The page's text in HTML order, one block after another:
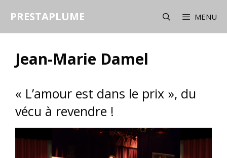
PRESTAPLUME MENU
Jean-Marie Damel
« L’amour est dans le prix », du
vécu à revendre !